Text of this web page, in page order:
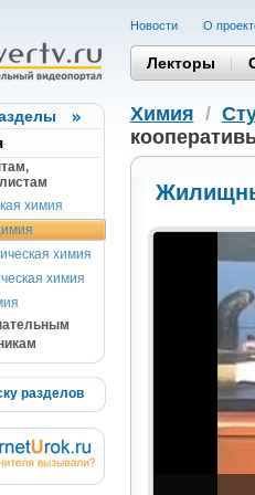
химия
химия
химия
разделов
Новости О
Лекторы
Химия /